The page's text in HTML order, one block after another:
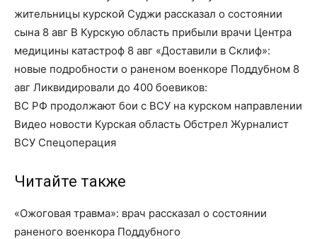
жительницы курской Суджи рассказал о состоянии
сына 8 авг В Курскую область прибыли врачи Центра
медицины катастроф 8 авг «Доставили в Склиф»:
новые подробности о раненом военкоре Поддубном 8
авг Ликвидировали до 400 боевиков:
ВС РФ продолжают бои с ВСУ на курском направлении
Видео новости Курская область Обстрел Журналист
ВСУ Спецоперация
Читайте также
«Ожоговая травма»: врач рассказал о состоянии
раненого военкора Поддубного